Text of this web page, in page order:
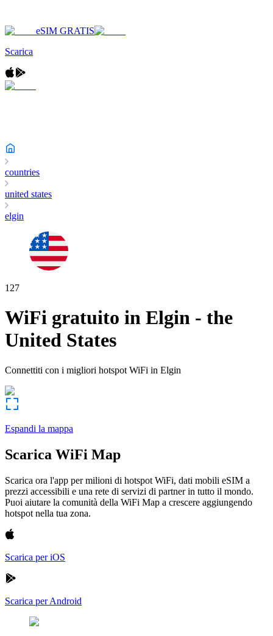
eSIM GRATIS
Scarica
countries
united states
elgin
127
WiFi gratuito in Elgin - the
United States
Connettiti con i migliori hotspot WiFi in Elgin
Espandi la mappa
Scarica WiFi Map
Scarica ora l'app per milioni di hotspot WiFi, dati mobili eSIM a
prezzi accessibili e una rete di servizi di partner in tutto il mondo.
Puoi aiutare la comunità della WiFi Map a crescere aggiungendo
hotspot nella tua zona.
Scarica per iOS
Scarica per Android